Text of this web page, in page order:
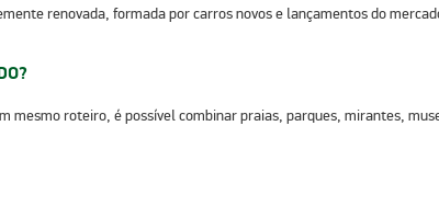
renovada, formada porcarros novose lançamentos do
mesmo roteiro, é possível combinar praias, parques, mirantes,